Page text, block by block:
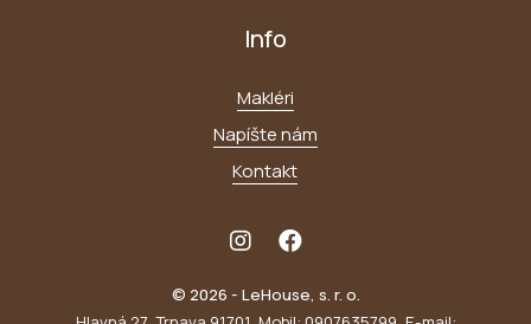
Info
Makléri
Napíšte nám
Kontakt
© 2026 - LeHouse, s. r. o.